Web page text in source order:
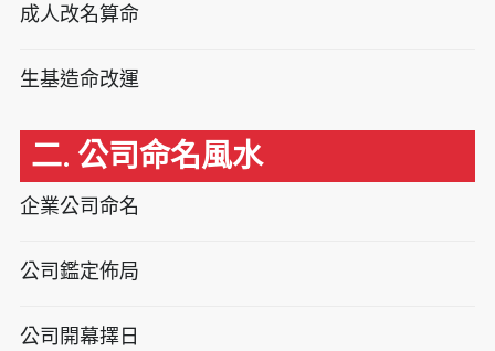
成人改名算命
生基造命改運
二. 公司命名風水
企業公司命名
公司鑑定佈局
公司開幕擇日